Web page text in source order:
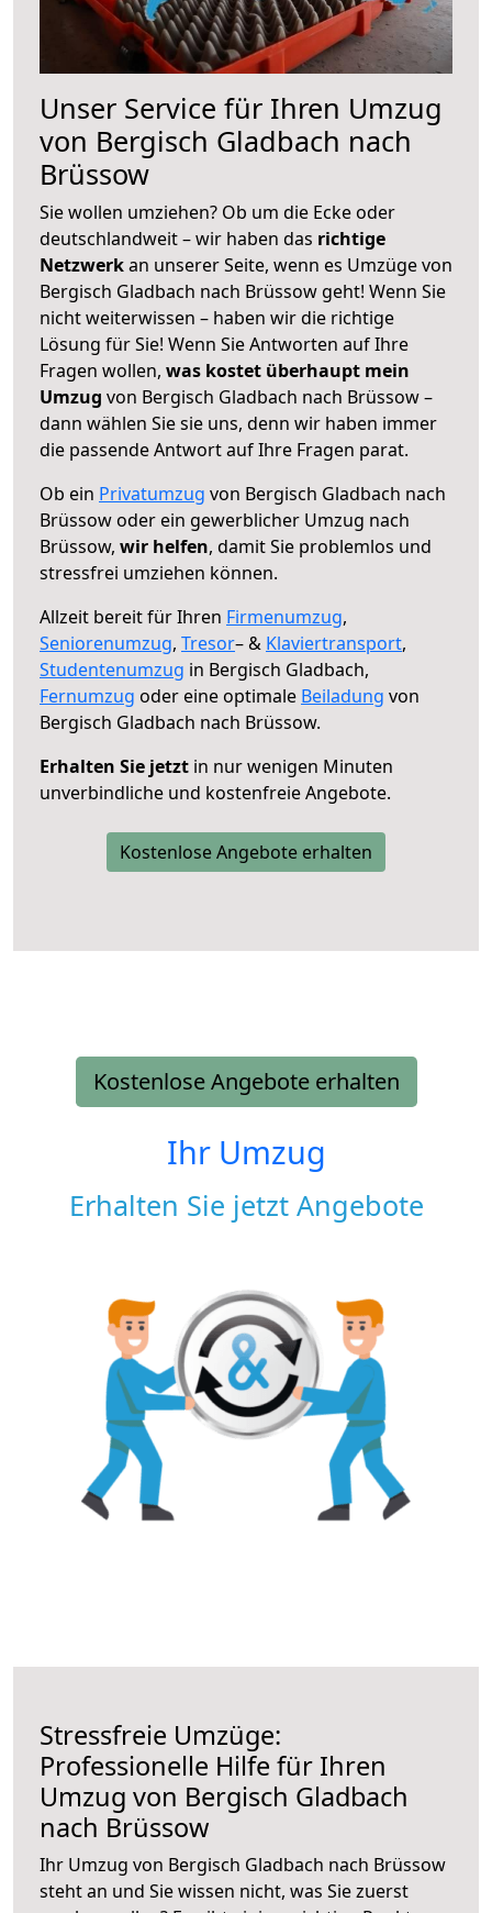
Unser Service für Ihren Umzug
von Bergisch Gladbach nach
Brüssow
Sie wollen umziehen? Ob um die Ecke oder
deutschlandweit – wir haben das richtige
Netzwerkan unserer Seite, wenn es Umzüge von
Bergisch Gladbach nach Brüssow geht! Wenn Sie
nicht weiterwissen – haben wir die richtige
Lösung für Sie! Wenn Sie Antworten auf Ihre
Fragen wollen, was kostet überhaupt mein
Umzug von Bergisch Gladbach nach Brüssow –
dann wählen Sie sie uns, denn wir haben immer
die passende Antwort auf Ihre Fragen parat.
Ob ein Privatumzug von Bergisch Gladbach nach
Brüssow oder ein gewerblicher Umzug nach
Brüssow, wir helfen, damit Sie problemlos und
stressfrei umziehen können.
Allzeit bereit für Ihren Firmenumzug,
Seniorenumzug, Tresor– & Klaviertransport,
Studentenumzug in Bergisch Gladbach,
Fernumzug oder eine optimale Beiladung von
Bergisch Gladbach nach Brüssow.
Erhalten Sie jetzt in nur wenigen Minuten
unverbindliche und kostenfreie Angebote.
Kostenlose Angebote erhalten
Kostenlose Angebote erhalten
Ihr Umzug
Erhalten Sie jetzt Angebote
Stressfreie Umzüge:
Professionelle Hilfe für Ihren
Umzug von Bergisch Gladbach
nach Brüssow
Ihr Umzug von Bergisch Gladbach nach Brüssow
steht an und Sie wissen nicht, was Sie zuerst